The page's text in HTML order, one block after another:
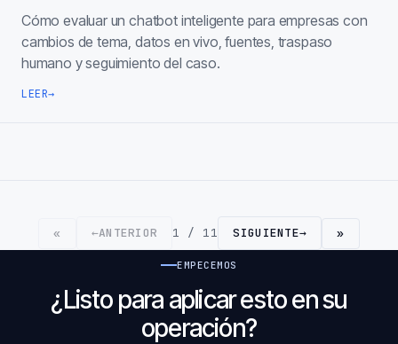
Cómo evaluar un chatbot inteligente para empresas con
cambios de tema, datos en vivo, fuentes, traspaso
humano y seguimiento del caso.
LEER→
« ←ANTERIOR 1 / 11 SIGUIENTE→ »
EMPECEMOS
¿Listo para aplicar esto en su
operación?